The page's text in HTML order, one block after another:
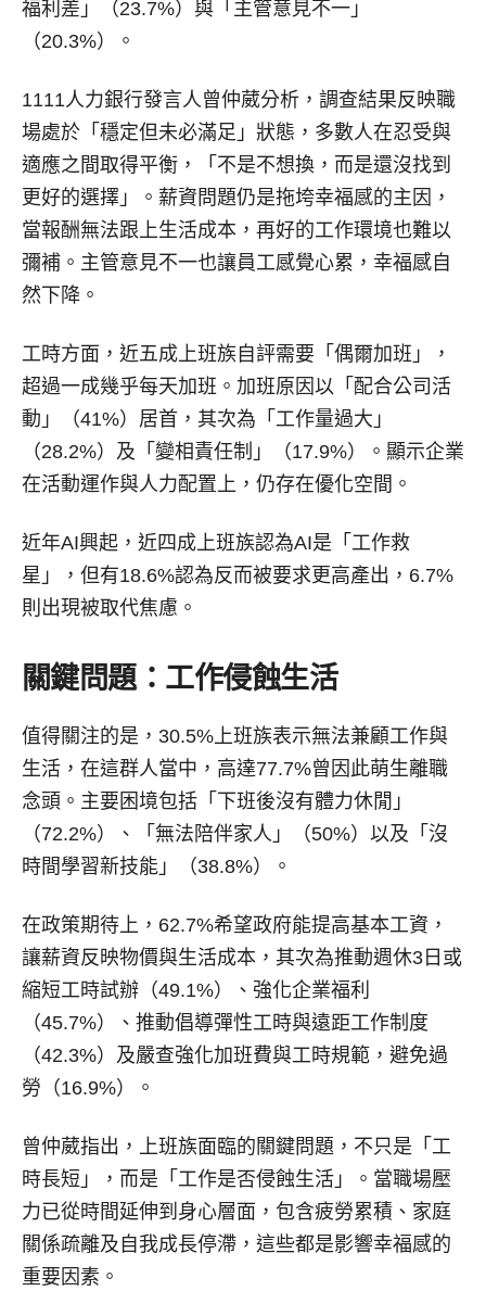
福利差」（23.7%）與「主管意見不一」
（20.3%）。
1111人力銀行發言人曾仲葳分析，調查結果反映職
場處於「穩定但未必滿足」狀態，多數人在忍受與
適應之間取得平衡，「不是不想換，而是還沒找到
更好的選擇」。薪資問題仍是拖垮幸福感的主因，
當報酬無法跟上生活成本，再好的工作環境也難以
彌補。主管意見不一也讓員工感覺心累，幸福感自
然下降。
工時方面，近五成上班族自評需要「偶爾加班」，
超過一成幾乎每天加班。加班原因以「配合公司活
動」（41%）居首，其次為「工作量過大」
（28.2%）及「變相責任制」（17.9%）。顯示企業
在活動運作與人力配置上，仍存在優化空間。
近年AI興起，近四成上班族認為AI是「工作救
星」，但有18.6%認為反而被要求更高產出，6.7%
則出現被取代焦慮。
關鍵問題：工作侵蝕生活
值得關注的是，30.5%上班族表示無法兼顧工作與
生活，在這群人當中，高達77.7%曾因此萌生離職
念頭。主要困境包括「下班後沒有體力休閒」
（72.2%）、「無法陪伴家人」（50%）以及「沒
時間學習新技能」（38.8%）。
在政策期待上，62.7%希望政府能提高基本工資，
讓薪資反映物價與生活成本，其次為推動週休3日或
縮短工時試辦（49.1%）、強化企業福利
（45.7%）、推動倡導彈性工時與遠距工作制度
（42.3%）及嚴查強化加班費與工時規範，避免過
勞（16.9%）。
曾仲葳指出，上班族面臨的關鍵問題，不只是「工
時長短」，而是「工作是否侵蝕生活」。當職場壓
力已從時間延伸到身心層面，包含疲勞累積、家庭
關係疏離及自我成長停滯，這些都是影響幸福感的
重要因素。